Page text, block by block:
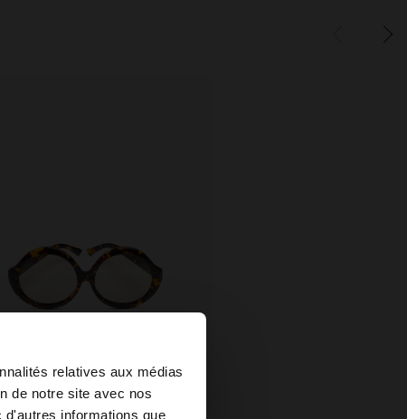
relatives aux médias
de notre site avec nos
informations que
×